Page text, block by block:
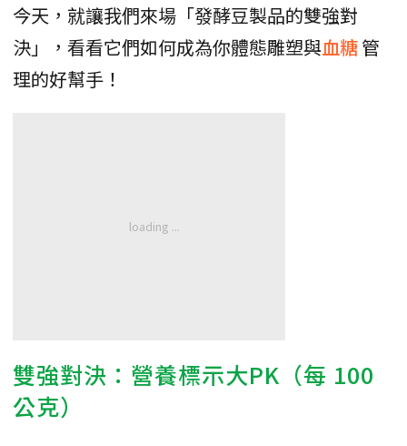
今天，就讓我們來場「發酵豆製品的雙強對
決」，看看它們如何成為你體態雕塑與血糖管
理的好幫手！
雙強對決：營養標示大PK（每 100
公克）